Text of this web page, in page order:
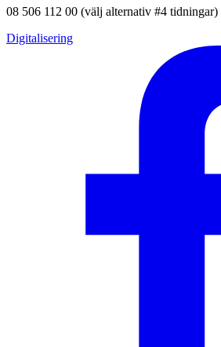
08 506 112 00 (välj alternativ #4 tidningar)
Digitalisering